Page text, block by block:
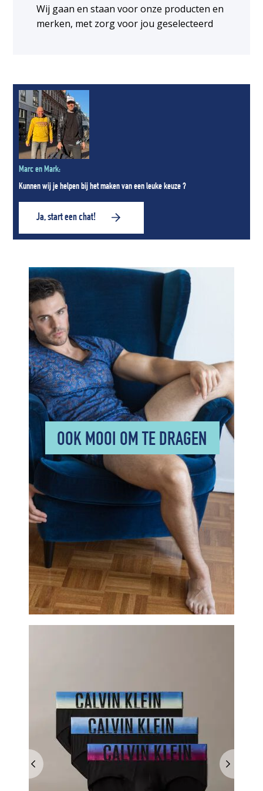
Wij gaan en staan voor onze producten en
merken, met zorg voor jou geselecteerd
Marc en Mark:
Kunnen wij je helpen bij het maken van een leuke keuze ?
Ja, start een chat!
OOK MOOI OM TE DRAGEN